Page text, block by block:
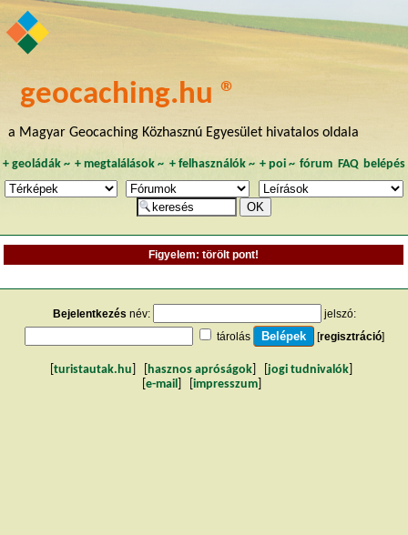
geocaching.hu ®
a Magyar Geocaching Közhasznú Egyesület hivatalos oldala
+ geoládák~ +megtalálások ~ + felhasználók~ + poi~ fórum FAQ belépés
Figyelem: törölt pont!
Bejelentkezés név:
jelszó:
tárolás
[regisztráció]
turistautak.hu hasznos apróságok jogi tudnivalók
e-mail impresszum]